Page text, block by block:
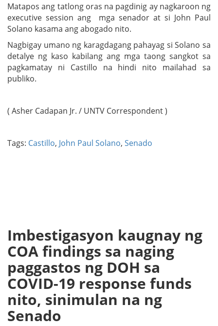
Matapos ang tatlong oras na pagdinig ay nagkaroon ng
executive session ang mga senador at si John Paul
Solano kasama ang abogado nito.
Nagbigay umano ng karagdagang pahayag si Solano sa
detalye ng kaso kabilang ang mga taong sangkot sa
pagkamatay ni Castillo na hindi nito mailahad sa
publiko.
( Asher Cadapan Jr. / UNTV Correspondent )
Tags: Castillo, John Paul Solano, Senado
Imbestigasyon kaugnay ng
COA findings sa naging
paggastos ng DOH sa
COVID-19 response funds
nito, sinimulan na ng
Senado